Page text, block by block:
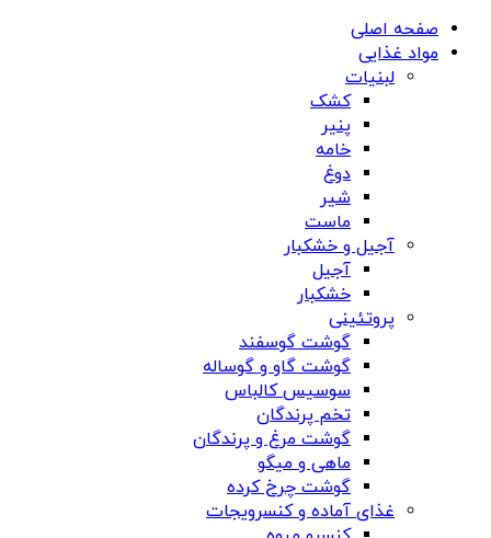
صفحه اصلی
مواد غذایی
لبنیات
کشک
پنیر
خامه
دوغ
شیر
ماست
آجیل و خشکبار
آجیل
خشکبار
پروتئینی
گوشت گوسفند
گوشت گاو و گوساله
سوسیس کالباس
تخم پرندگان
گوشت مرغ و پرندگان
ماهی و میگو
گوشت چرخ کرده
غذای آماده و کنسرویجات